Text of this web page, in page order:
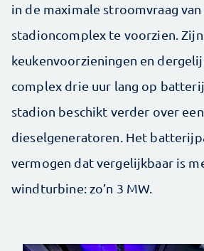
in de maximale stroomvraag
stadioncomplex te voorzien.
keukenvoorzieningen en
complex drie uur lang op
stadion beschikt verder over
dieselgeneratoren. Het
vermogen dat vergelijkbaar is
windturbine: zo’n 3 MW.